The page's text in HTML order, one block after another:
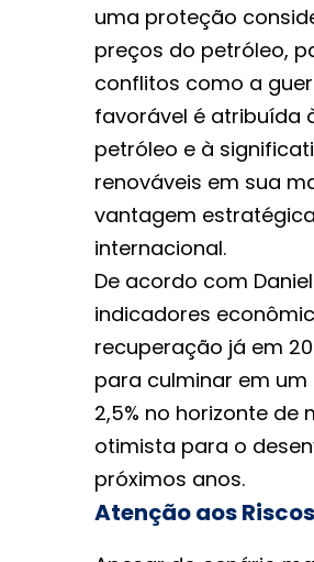
uma proteção
preços do petróleo,
conflitos como a
favorável é atribuída
petróleo e à
renováveis em sua
vantagem
internacional.
De acordo com
indicadores
recuperação já em
para culminar em
2,5% no horizonte de
otimista para o
próximos anos.
Atenção aos